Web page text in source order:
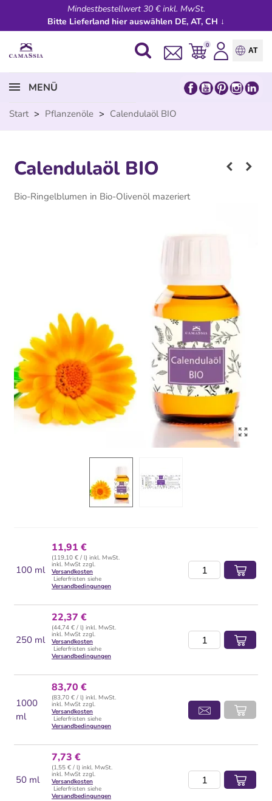
Mindestbestellwert 30 € inkl. MwSt.
Bitte Lieferland hier auswählen DE, AT, CH ↓
0
AT
MENÜ
Start > Pflanzenöle > Calendulaöl BIO
Calendulaöl BIO
Bio-Ringelblumen in Bio-Olivenöl mazeriert
100 ml
11,91 €
(119,10 € / l) inkl. MwSt.
inkl. MwSt zzgl.
Versandkosten
Lieferfristen siehe
Versandbedingungen
250 ml
22,37 €
(44,74 € / l) inkl. MwSt.
inkl. MwSt zzgl.
Versandkosten
Lieferfristen siehe
Versandbedingungen
1000
ml
83,70 €
(83,70 € / l) inkl. MwSt.
inkl. MwSt zzgl.
Versandkosten
Lieferfristen siehe
Versandbedingungen
50 ml
7,73 €
(1,55 € / l) inkl. MwSt.
inkl. MwSt zzgl.
Versandkosten
Lieferfristen siehe
Versandbedingungen